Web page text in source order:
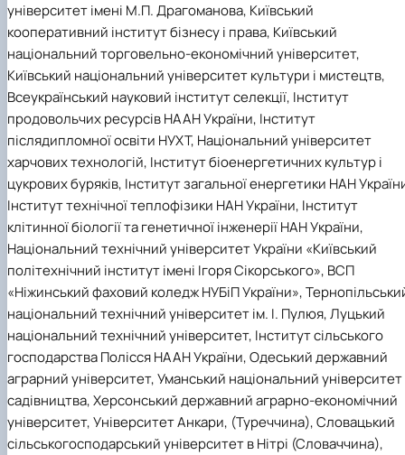
університет імені М.П. Драгоманова, Київський
кооперативний інститут бізнесу і права, Київський
національний торговельно-економічний університет,
Київський національний університет культури і мистецтв,
Всеукраїнський науковий інститут селекції, Інститут
продовольчих ресурсів НААН України, Інститут
післядипломної освіти НУХТ, Національний університет
харчових технологій, Інститут біоенергетичних культур і
цукрових буряків, Інститут загальної енергетики НАН
Інститут технічної теплофізики НАН України, Інститут
клітинної біології та генетичної інженерії НАН України,
Національний технічний університет України «Київський
політехнічний інститут імені Ігоря Сікорського», ВСП
«Ніжинський фаховий коледж НУБіП України»,
національний технічний університет ім. І. Пулюя, Луцький
національний технічний університет, Інститут сільського
господарства Полісся НААН України, Одеський державний
аграрний університет, Уманський національний університет
садівництва, Херсонський державний аграрно-економічний
університет, Університет Анкари, (Туреччина), Словацький
сільськогосподарський університет в Нітрі (Словаччина),